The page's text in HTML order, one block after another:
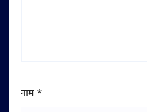
नाम *